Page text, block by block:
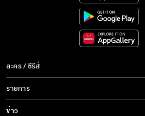
ต้องเรียกว่าพี่อาทิตย์ทุกค
พี่จะเป็นเพื่อนคนแรกให้แป้
ละคร / ซีรีส์
ละคร/ซีรีส์
ซีรีส์นานาชาติ
รายการ
รายการทั้งหมด
ข่าว